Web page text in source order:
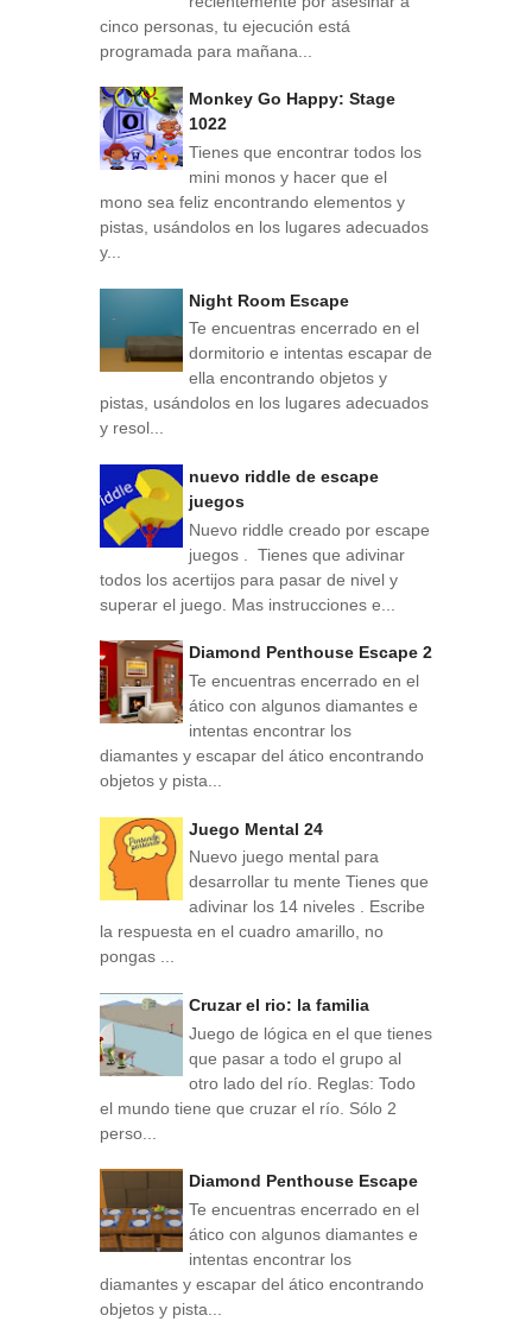
cinco personas, tu ejecución está
programada para mañana...
Monkey Go Happy: Stage
1022
Tienes que encontrar todos los
mini monos y hacer que el
mono sea feliz encontrando elementos y
pistas, usándolos en los lugares adecuados
y...
Night Room Escape
Te encuentras encerrado en el
dormitorio e intentas escapar de
ella encontrando objetos y
pistas, usándolos en los lugares adecuados
y resol...
nuevo riddle de escape
juegos
Nuevo riddle creado por escape
juegos . Tienes que adivinar
todos los acertijos para pasar de nivel y
superar el juego. Mas instrucciones e...
Diamond Penthouse Escape 2
Te encuentras encerrado en el
ático con algunos diamantes e
intentas encontrar los
diamantes y escapar del ático encontrando
objetos y pista...
Juego Mental 24
Nuevo juego mental para
desarrollar tu mente Tienes que
adivinar los 14 niveles . Escribe
la respuesta en el cuadro amarillo, no
pongas ...
Cruzar el rio: la familia
Juego de lógica en el que tienes
que pasar a todo el grupo al
otro lado del río. Reglas: Todo
el mundo tiene que cruzar el río. Sólo 2
perso...
Diamond Penthouse Escape
Te encuentras encerrado en el
ático con algunos diamantes e
intentas encontrar los
diamantes y escapar del ático encontrando
objetos y pista...